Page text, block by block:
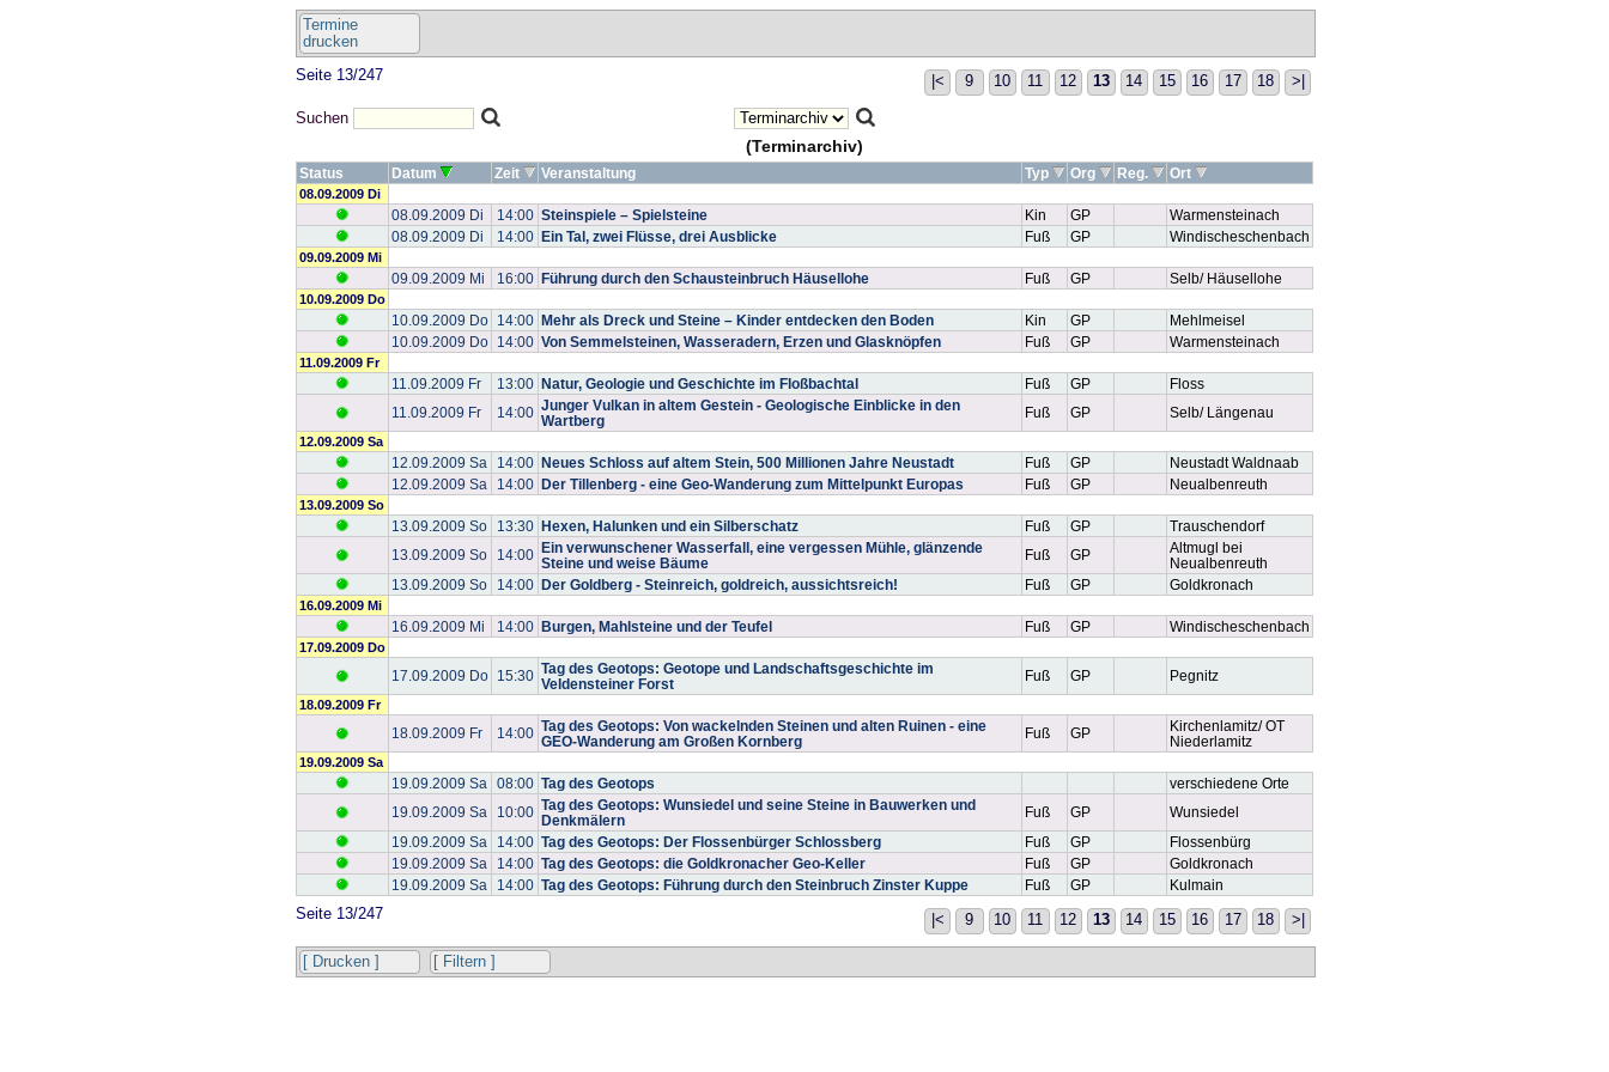
Termine
drucken
Seite 13/247
|< 9 10 11 12 13 14 15 16 17 18 >|
Suchen
(Terminarchiv)
Status Datum Zeit Veranstaltung Typ Org Reg. Ort
08.09.2009 Di
08.09.2009 Di 14:00 Steinspiele – Spielsteine Kin GP
Warmensteinach
08.09.2009 Di
14:00 Ein Tal, zwei Flüsse, drei Ausblicke Fuß GP Windischeschenbach
09.09.2009 Mi
09.09.2009 Mi 16:00 Führung durch den Schausteinbruch Häusellohe Fuß GP Selb/ Häusellohe
10.09.2009 Do
10.09.2009 Do 14:00 Mehr als Dreck und Steine – Kinder entdecken den Boden Kin GP
Mehlmeisel
10.09.2009 Do
14:00 Von Semmelsteinen, Wasseradern, Erzen und Glasknöpfen Fuß GP Warmensteinach
11.09.2009 Fr
11.09.2009 Fr 13:00 Natur, Geologie und Geschichte im Floßbachtal Fuß GP
Floss
11.09.2009 Fr
14:00 Junger Vulkan in altem Gestein - Geologische Einblicke in den
Wartberg
Fuß GP Selb/ Längenau
12.09.2009 Sa
12.09.2009 Sa 14:00 Neues Schloss auf altem Stein, 500 Millionen Jahre Neustadt Fuß GP
Neustadt Waldnaab
12.09.2009 Sa
14:00 Der Tillenberg - eine Geo-Wanderung zum Mittelpunkt Europas Fuß GP Neualbenreuth
13.09.2009 So
13.09.2009 So 13:30 Hexen, Halunken und ein Silberschatz Fuß GP
Trauschendorf
13.09.2009 So
14:00 Ein verwunschener Wasserfall, eine vergessen Mühle, glänzende
Steine und weise Bäume
Fuß GP
Altmugl bei
Neualbenreuth
13.09.2009 So
14:00 Der Goldberg - Steinreich, goldreich, aussichtsreich! Fuß GP Goldkronach
16.09.2009 Mi
16.09.2009 Mi 14:00 Burgen, Mahlsteine und der Teufel Fuß GP Windischeschenbach
17.09.2009 Do
17.09.2009 Do 15:30 Tag des Geotops: Geotope und Landschaftsgeschichte im
Veldensteiner Forst
Fuß GP Pegnitz
18.09.2009 Fr
18.09.2009 Fr 14:00 Tag des Geotops: Von wackelnden Steinen und alten Ruinen - eine
GEO-Wanderung am Großen Kornberg
Fuß GP
Kirchenlamitz/ OT
Niederlamitz
19.09.2009 Sa
19.09.2009 Sa 08:00 Tag des Geotops
verschiedene Orte
19.09.2009 Sa
10:00 Tag des Geotops: Wunsiedel und seine Steine in Bauwerken und
Denkmälern
Fuß GP
Wunsiedel
19.09.2009 Sa
14:00 Tag des Geotops: Der Flossenbürger Schlossberg Fuß GP
Flossenbürg
19.09.2009 Sa
14:00 Tag des Geotops: die Goldkronacher Geo-Keller Fuß GP
Goldkronach
19.09.2009 Sa
14:00 Tag des Geotops: Führung durch den Steinbruch Zinster Kuppe Fuß GP Kulmain
Seite 13/247 |< 9 10 11 12 13 14 15 16 17 18 >|
[ Drucken ] [ Filtern ]